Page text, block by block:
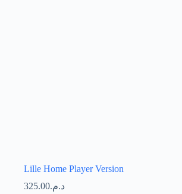
Lille Home Player Version
د.م.325.00